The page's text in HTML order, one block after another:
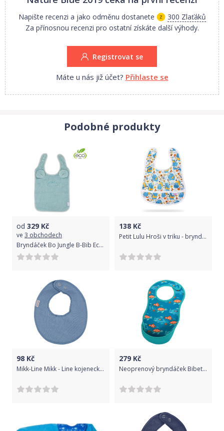
dítěte, předejdete tak možnosti zadušení dítěte obalem.Silikonový
bryndák odpovídá požadavkům: Směrnici Evropského parlamentu
a Rady 2001/95/EC o obecné bezpečnosti výrobků.
Napište recenzi a jako odměnu dostanete
300 Zlaťáků
Za přínosnou recenzi pro ostatní získáte další výhody.
Registrovat se
Máte u nás již účet? Přihlaste se
Podobné produkty
od 329 Kč
ve 3 obchodech
Bryndáček Bo Jungle B-Bib Eco Blue Bear 2020
138 Kč
Petit Lulu Hroši v triku - bryndák malý
98 Kč
Mikk-Line Mikk - Line kojenecký bryndák NOOS9941 Dark Blue
279 Kč
Neoprenový bryndáček Bibetta Tropické Rybky 2019